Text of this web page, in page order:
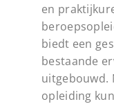
en
biedt een
bestaande
uitgebouwd.
opleiding